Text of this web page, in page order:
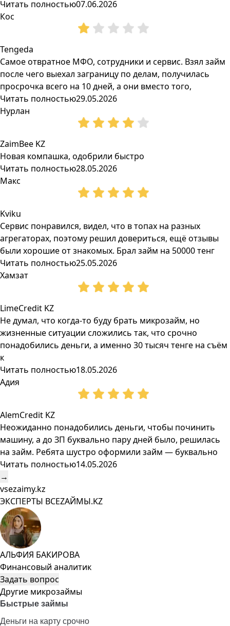
Читать полностью07.06.2026
Кос
Tengeda
Самое отвратное МФО, сотрудники и сервис. Взял займ
после чего выехал заграницу по делам, получилась
просрочка всего на 10 дней, а они вместо того,
Читать полностью29.05.2026
Нурлан
ZaimBee KZ
Новая компашка, одобрили быстро
Читать полностью28.05.2026
Макс
Kviku
Сервис понравился, видел, что в топах на разных
агрегаторах, поэтому решил довериться, ещё отзывы
были хорошие от знакомых. Брал займ на 50000 тенг
Читать полностью25.05.2026
Хамзат
LimeCredit KZ
Не думал, что когда-то буду брать микрозайм, но
жизненные ситуации сложились так, что срочно
понадобились деньги, а именно 30 тысяч тенге на съём
к
Читать полностью18.05.2026
Адия
AlemCredit KZ
Неожиданно понадобились деньги, чтобы починить
машину, а до ЗП буквально пару дней было, решилась
на займ. Ребята шустро оформили займ — буквально
Читать полностью14.05.2026
→
vsezaimy.kz
ЭКСПЕРТЫ ВСЕZAЙМЫ.KZ
АЛЬФИЯ БАКИРОВА
Финансовый аналитик
Задать вопрос
Другие микрозаймы
Быстрые займы
Деньги на карту срочно